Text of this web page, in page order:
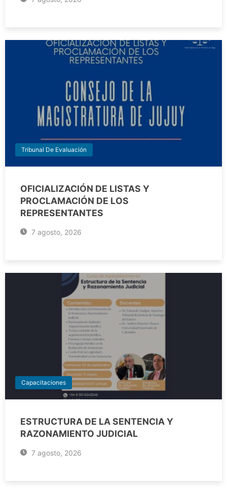
Tribunal De Evaluación
OFICIALIZACIÓN DE LISTAS Y
PROCLAMACIÓN DE LOS
REPRESENTANTES
7 agosto, 2026
Capacitaciones
ESTRUCTURA DE LA SENTENCIA Y
RAZONAMIENTO JUDICIAL
7 agosto, 2026